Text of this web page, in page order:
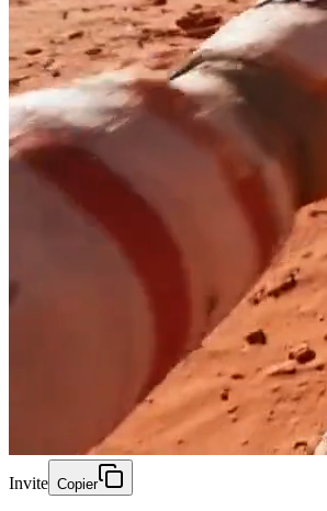
Invite Copier